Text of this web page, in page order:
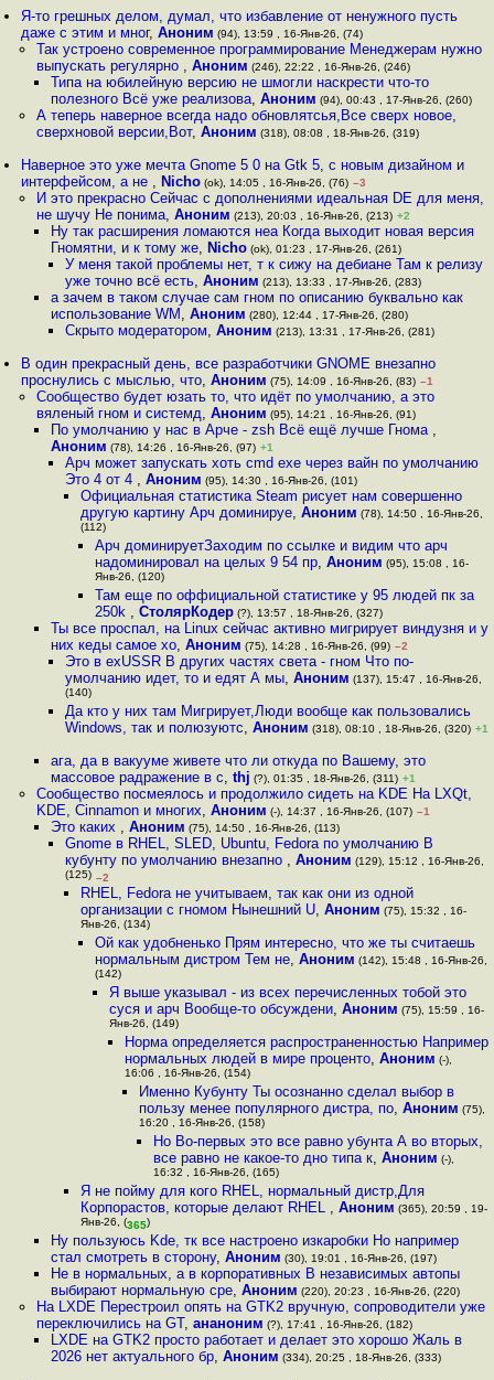
Я-то грешных делом, думал, что избавление от ненужного пусть
даже с этим и мног,Аноним (94), 13:59 , 16-Янв-26, (74)
Так устроено современное программирование Менеджерам нужно
выпускать регулярно , Аноним (246), 22:22 , 16-Янв-26, (246)
Типа на юбилейную версию не шмогли наскрести что-то
полезного Всё уже реализова, Аноним (94), 00:43 , 17-Янв-26, (260)
А теперь наверное всегда надо обновлятсья,Все сверх новое,
сверхновой версии,Вот, Аноним (318), 08:08 , 18-Янв-26, (319)
Наверное это уже мечта Gnome 5 0 на Gtk 5, с новым дизайном и
интерфейсом, а не , Nicho (ok), 14:05 , 16-Янв-26, (76) –3
И это прекрасно Сейчас с дополнениями идеальная DE для меня,
не шучу Не понима, Аноним (213), 20:03 , 16-Янв-26, (213) +2
Ну так расширения ломаются неа Когда выходит новая версия
Гномятни, и к тому же, Nicho(ok), 01:23 , 17-Янв-26, (261)
У меня такой проблемы нет, т к сижу на дебиане Там к релизу
уже точно всё есть,Аноним (213), 13:33 , 17-Янв-26, (283)
а зачем в таком случае сам гном по описанию буквально как
использование WM , Аноним (280), 12:44 , 17-Янв-26, (280)
Скрыто модератором,Аноним (213), 13:31 , 17-Янв-26, (281)
В один прекрасный день, все разработчики GNOME внезапно
проснулись с мыслью, что,Аноним (75), 14:09 , 16-Янв-26, (83) –1
Сообщество будет юзать то, что идёт по умолчанию, а это
вяленый гном и системд, Аноним (95), 14:21 , 16-Янв-26, (91)
По умолчанию у нас в Арче - zsh Всё ещё лучше Гнома ,
Аноним (78), 14:26 , 16-Янв-26, (97) +1
Арч может запускать хоть cmd exe через вайн по умолчанию
Это 4 от 4 ,Аноним (95), 14:30 , 16-Янв-26, (101)
Официальная статистика Steam рисует нам совершенно
другую картину Арч доминируе, Аноним (78), 14:50 , 16-Янв-26,
(112)
Арч доминируетЗаходим по ссылке и видим что арч
надоминировал на целых 9 54 пр, Аноним (95), 15:08 , 16-
Янв-26, (120)
Там еще по оффициальной статистике у 95 людей пк за
250k , СтолярКодер(?), 13:57 , 18-Янв-26, (327)
Ты все проспал, на Linux сейчас активно мигрирует виндузня и у
них кеды самое хо, Аноним (75), 14:28 , 16-Янв-26, (99) –2
Это в exUSSR В других частях света - гном Что по-
умолчанию идет, то и едят А мы,Аноним (137), 15:47 , 16-Янв-26,
(140)
Да кто у них там Мигрирует,Люди вообще как пользовались
Windows, так и полюзуютс,Аноним (318), 08:10 , 18-Янв-26, (320) +1
ага, да в вакууме живете что ли откуда по Вашему, это
массовое радражение в с, thj (?), 01:35 , 18-Янв-26, (311) +1
Сообщество посмеялось и продолжило сидеть на KDE На LXQt,
KDE, Cinnamon и многих, Аноним (-), 14:37 , 16-Янв-26, (107) –1
Это каких , Аноним (75), 14:50 , 16-Янв-26, (113)
Gnome в RHEL, SLED, Ubuntu, Fedora по умолчанию В
кубунту по умолчанию внезапно ,Аноним (129), 15:12 , 16-Янв-26,
(125) –2
RHEL, Fedora не учитываем, так как они из одной
организации с гномом Нынешний U, Аноним (75), 15:32 , 16-
Янв-26, (134)
Ой как удобненько Прям интересно, что же ты считаешь
нормальным дистром Тем не, Аноним (142), 15:48 , 16-Янв-26,
(142)
Я выше указывал - из всех перечисленных тобой это
суся и арч Вообще-то обсуждени,Аноним (75), 15:59 , 16-
Янв-26, (149)
Норма определяется распространенностью Например
нормальных людей в мире проценто, Аноним (-),
16:06 , 16-Янв-26, (154)
Именно Кубунту Ты осознанно сделал выбор в
пользу менее популярного дистра, по, Аноним (75),
16:20 , 16-Янв-26, (158)
Но Во-первых это все равно убунта А во вторых,
все равно не какое-то дно типа к,Аноним (-),
16:32 , 16-Янв-26, (165)
Я не пойму для кого RHEL, нормальный дистр,Для
Корпорастов, которые делают RHEL , Аноним (365), 20:59 , 19-
Янв-26, (365)
Ну пользуюсь Kde, тк все настроено изкаробки Но например
стал смотреть в сторону, Аноним (30), 19:01 , 16-Янв-26, (197)
Не в нормальных, а в корпоративных В независимых автопы
выбирают нормальную сре, Аноним (220), 20:23 , 16-Янв-26, (220)
На LXDE Перестроил опять на GTK2 вручную, сопроводители уже
переключились на GT, ананоним (?), 17:41 , 16-Янв-26, (182)
LXDE на GTK2 просто работает и делает это хорошо Жаль в
2026 нет актуального бр, Аноним (334), 20:25 , 18-Янв-26, (333)